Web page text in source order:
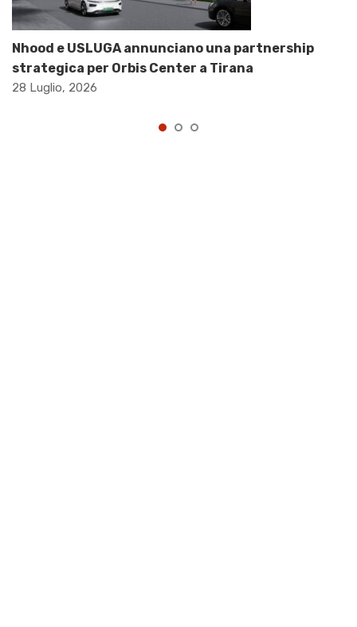
Nhood e USLUGA annunciano una partnership
strategica per Orbis Center a Tirana
28 Luglio, 2026